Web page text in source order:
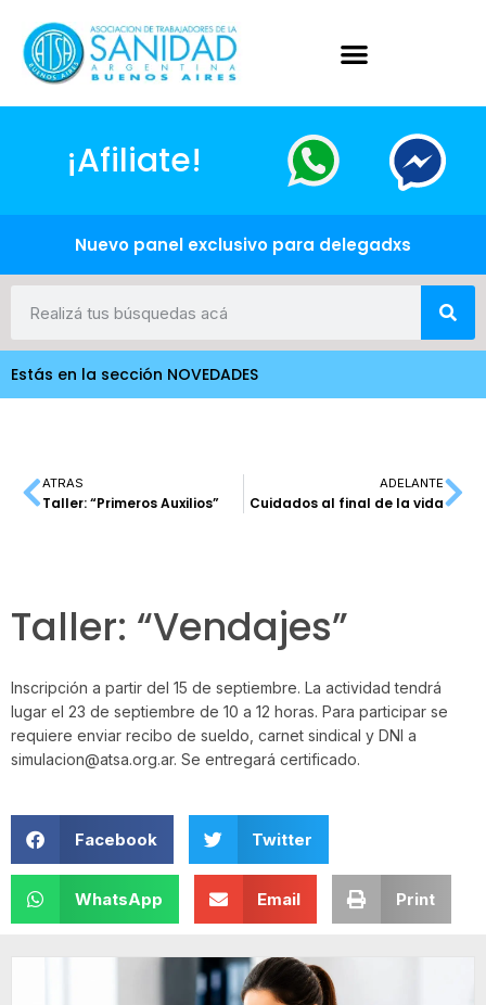
¡Afiliate!
Nuevo panel exclusivo para delegadxs
Estás en la sección NOVEDADES
ATRAS
Taller: “Primeros Auxilios”
ADELANTE
Cuidados al final de la vida
Taller: “Vendajes”
Inscripción a partir del 15 de septiembre. La actividad tendrá
lugar el 23 de septiembre de 10 a 12 horas. Para participar se
requiere enviar recibo de sueldo, carnet sindical y DNI a
simulacion@atsa.org.ar. Se entregará certificado.
Facebook Twitter
WhatsApp Email Print